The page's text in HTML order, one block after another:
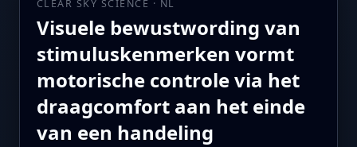
CLEAR SKY SCIENCE · NL
Visuele bewustwording van
stimuluskenmerken vormt
motorische controle via het
draagcomfort aan het einde
van een handeling